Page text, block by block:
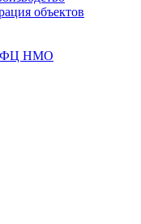
объектов
ФЦ НМО